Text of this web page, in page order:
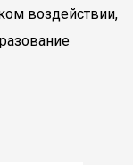
воздействии,